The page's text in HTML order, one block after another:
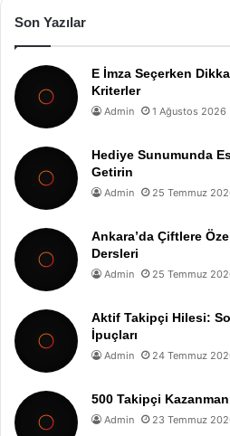
Son Yazılar
E İmza Seçerken
Kriterler
Admin 1 Ağustos 2026
Hediye Sunumunda
Getirin
Admin 25 Temmuz
Ankara’da Çiftlere
Dersleri
Admin 25 Temmuz
Aktif Takipçi Hilesi:
İpuçları
Admin 24 Temmuz
500 Takipçi
Admin 23 Temmuz